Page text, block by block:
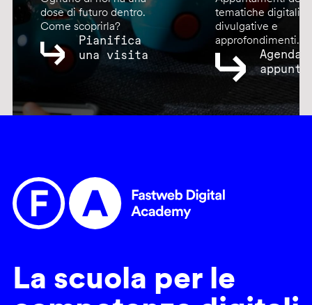
dose di futuro dentro.
Come scoprirla?
Pianifica
una visita
tematiche digitali,
divulgative e
approfondimenti.
Agenda
La scuola per le